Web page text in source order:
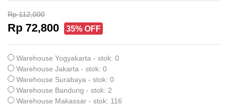
Rp 112,000
Rp 72,800 35% OFF
Warehouse Yogyakarta - stok: 0
Warehouse Jakarta - stok: 0
Warehouse Surabaya - stok: 0
Warehouse Bandung - stok: 2
Warehouse Makassar - stok: 116